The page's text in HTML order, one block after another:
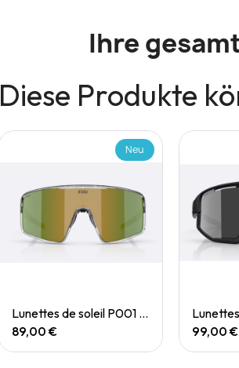
Ihre
Diese Produkte
Quick View
Neu
Lunettes de soleil P001 Small
89,00 €
99,00 €